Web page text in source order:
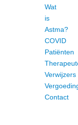
Wat
is
Astma?
COVID
Patiënten
Verwijzers
Contact